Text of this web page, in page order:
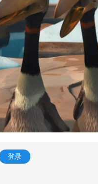
登录